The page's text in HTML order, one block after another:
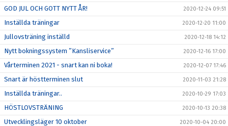
GOD JUL OCH GOTT NYTT ÅR! 2020-12-24 09:51
Inställda träningar 2020-12-20 11:00
Jullovsträning inställd 2020-12-18 14:12
Nytt bokningssystem ”Kansliservice” 2020-12-16 17:00
Vårterminen 2021 - snart kan ni boka! 2020-12-07 17:46
Snart är höstterminen slut 2020-11-03 21:28
Inställda träningar.. 2020-10-29 17:03
HÖSTLOVSTRÄNING 2020-10-13 20:38
Utvecklingsläger 10 oktober 2020-10-04 20:00